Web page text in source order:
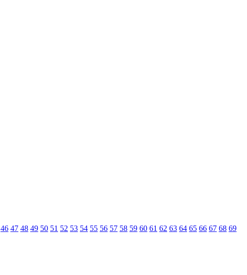
46 47 48 49 50 51 52 53 54 55 56 57 58 59 60 61 62 63 64 65 66 67 68 69